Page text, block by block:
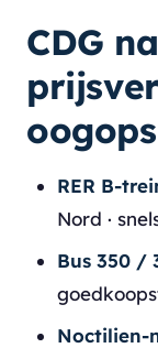
CDG
RER B-
Nord ·
Bus 350 /
Noctilien-